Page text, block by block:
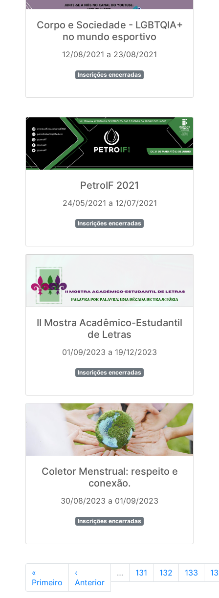
Corpo e Sociedade - LGBTQIA+
no mundo esportivo
12/08/2021 a 23/08/2021
Inscrições encerradas
PetroIF 2021
24/05/2021 a 12/07/2021
Inscrições encerradas
II Mostra Acadêmico-Estudantil
de Letras
01/09/2023 a 19/12/2023
Inscrições encerradas
Coletor Menstrual: respeito e
conexão.
30/08/2023 a 01/09/2023
Inscrições encerradas
«
Primeiro
‹
Anterior
… 131 132 133